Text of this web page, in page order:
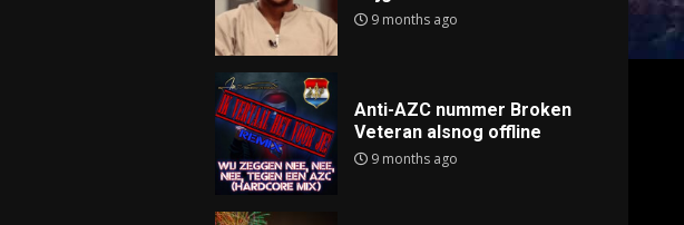
9 months ago
Anti-AZC nummer Broken
Veteran alsnog offline
9 months ago